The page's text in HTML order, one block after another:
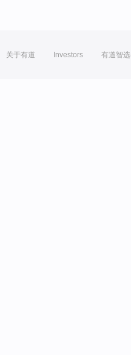
关于有道 Investors 有道智选